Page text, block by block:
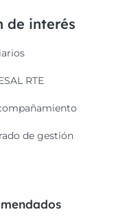
de interés
RTE
de gestión